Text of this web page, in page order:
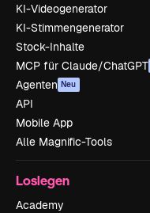
KI-Videogenerator
KI-Stimmengenerator
Stock-Inhalte
MCP für Claude/ChatGPT
Agenten Neu
API
Mobile App
Alle Magnific-Tools
Loslegen
Academy